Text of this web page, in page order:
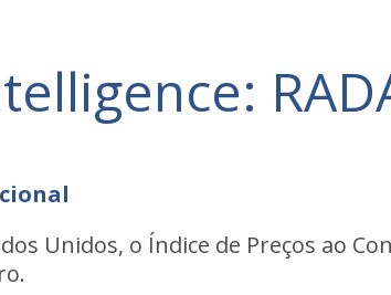
Unidos, o Índice de Preços ao